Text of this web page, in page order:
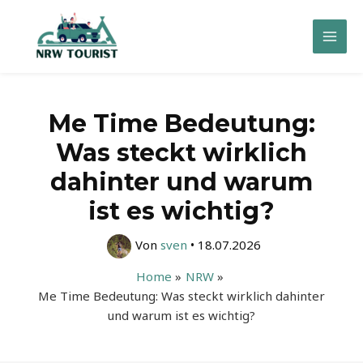
springen
Main
Me Time Bedeutung:
Was steckt wirklich
dahinter und warum
ist es wichtig?
Von sven • 18.07.2026
Home
NRW
Me Time Bedeutung: Was steckt wirklich dahinter
und warum ist es wichtig?